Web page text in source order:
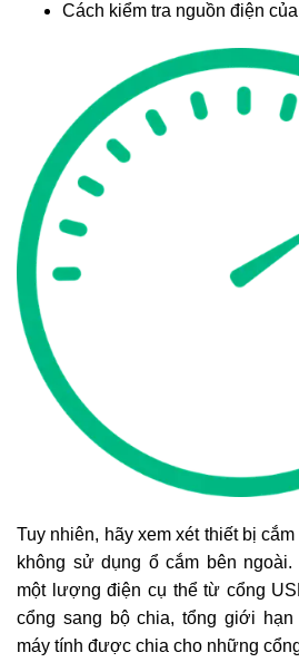
Cách kiểm tra nguồn điện
Tuy nhiên, hãy xem xét thiết bị
không sử dụng ổ cắm bên
một lượng điện cụ thể từ cổng
cổng sang bộ chia, tổng giới hạn
máy tính được chia cho những